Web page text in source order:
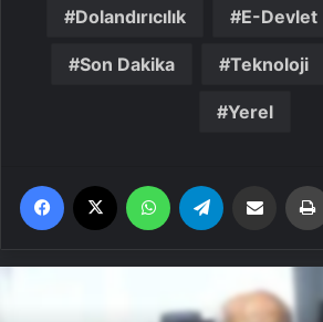
Dolandırıcılık E-Devlet
Son Dakika Teknoloji
Yerel
Facebook WhatsApp Email'den paylaş